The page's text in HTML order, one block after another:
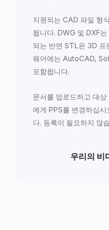
지원되는 CAD 파일 형
됩니다. DWG 및 DXF
되는 반면 STL은 3D 프
웨어에는 AutoCAD,
포함됩니다.
문서를 업로드하고 대
에게 PPS를 변경하십
다. 등록이 필요하지 않
우리의 비